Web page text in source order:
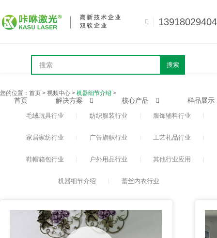
13918029404
搜索
首页 解决方案 核心产品 样品展示
您的位置： 首页 > 视频中心 > 机器细节介绍 >
毛绒玩具行业 纺织服装行业 服饰辅料行业
家居家纺行业 广告旗帜行业 工艺礼品行业
鞋帽箱包行业 户外用品行业 其他行业应用
机器细节介绍 蕾丝内衣行业